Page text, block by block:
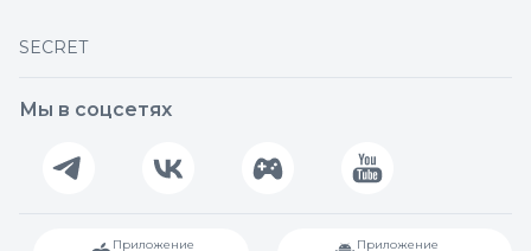
SECRET
Мы в соцсетях
Приложение Приложение